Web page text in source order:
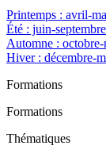
Printemps : avril-
Été : juin-septembre
Automne :
Hiver : décembre-
Formations
Formations
Thématiques